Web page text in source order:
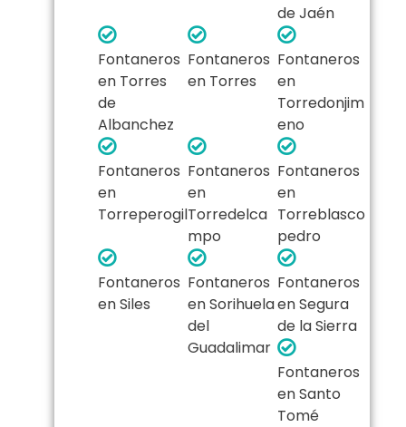
de Jaén
Fontaneros
en Torres
de
Albanchez
Fontaneros
en Torres
Fontaneros
en
Torredonjim
eno
Fontaneros
en
Torreperogil
Fontaneros
en
Torredelca
mpo
Fontaneros
en
Torreblasco
pedro
Fontaneros
en Siles
Fontaneros
en Sorihuela
del
Guadalimar
Fontaneros
en Segura
de la Sierra
Fontaneros
en Santo
Tomé